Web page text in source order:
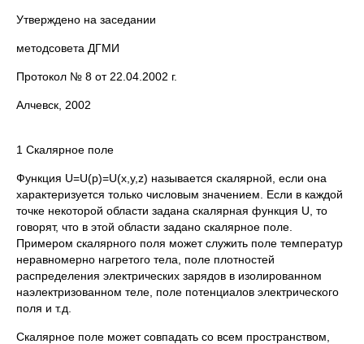
Утверждено на заседании
методсовета ДГМИ
Протокол № 8 от 22.04.2002 г.
Алчевск, 2002
1 Скалярное поле
Функция U=U(p)=U(x,y,z) называется скалярной, если она
характеризуется только числовым значением. Если в каждой
точке некоторой области задана скалярная функция U, то
говорят, что в этой области задано скалярное поле.
Примером скалярного поля может служить поле температур
неравномерно нагретого тела, поле плотностей
распределения электрических зарядов в изолированном
наэлектризованном теле, поле потенциалов электрического
поля и т.д.
Скалярное поле может совпадать со всем пространством,